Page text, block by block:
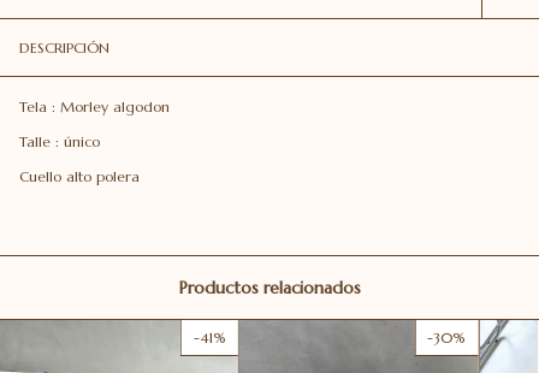
DESCRIPCIÓN
Tela : Morley algodon
Talle : único
Cuello alto polera
Productos relacionados
-41% -30%